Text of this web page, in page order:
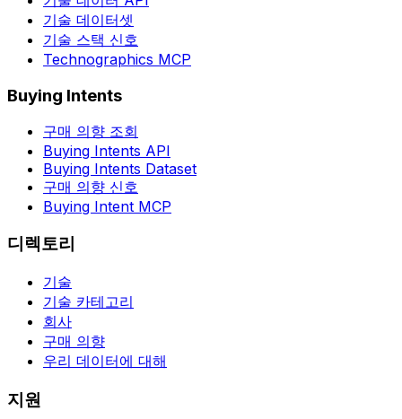
기술 데이터셋
기술 스택 신호
Technographics MCP
Buying Intents
구매 의향 조회
Buying Intents API
Buying Intents Dataset
구매 의향 신호
Buying Intent MCP
디렉토리
기술
기술 카테고리
회사
구매 의향
우리 데이터에 대해
지원